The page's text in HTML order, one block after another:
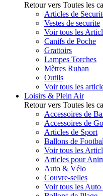
Retour vers Toutes les
Articles de
Vestes de securite
Voir tous les
Canifs de Poche
Grattoirs
Lampes Torches
Mètres Ruban
Outils
Voir tous les
Loisirs & Plein Air
Retour vers Toutes les
Accessoires de
Accessoires de
Articles de Sport
Ballons de
Voir tous les
Articles pour
Auto & Vélo
Couvre-selles
Voir tous les